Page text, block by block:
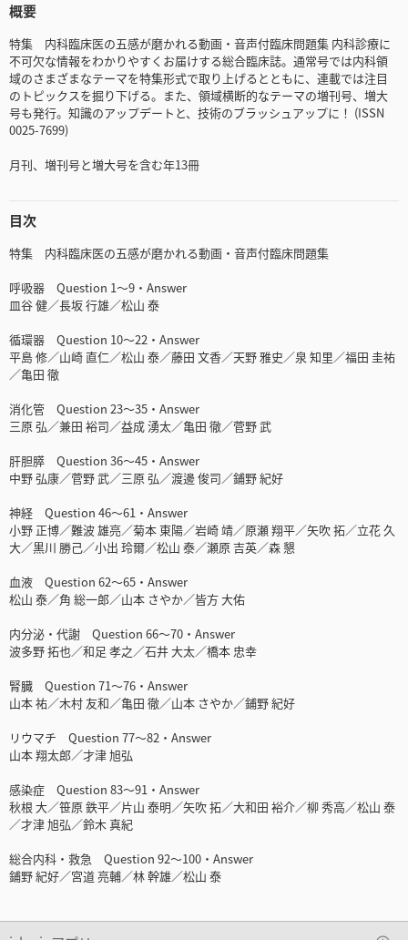
概要
特集 内科臨床医の五感が磨かれる動画・音声付臨床問題集 内科診療に
不可欠な情報をわかりやすくお届けする総合臨床誌。通常号では内科領
域のさまざまなテーマを特集形式で取り上げるとともに、連載では注目
のトピックスを掘り下げる。また、領域横断的なテーマの増刊号、増大
号も発行。知識のアップデートと、技術のブラッシュアップに！ (ISSN
0025-7699)
月刊、増刊号と増大号を含む年13冊
目次
特集 内科臨床医の五感が磨かれる動画・音声付臨床問題集
呼吸器 Question 1～9・Answer
皿谷 健／長坂 行雄／松山 泰
循環器 Question 10～22・Answer
平島 修／山崎 直仁／松山 泰／藤田 文香／天野 雅史／泉 知里／福田 圭祐
／亀田 徹
消化管 Question 23～35・Answer
三原 弘／兼田 裕司／益成 湧太／亀田 徹／菅野 武
肝胆膵 Question 36～45・Answer
中野 弘康／菅野 武／三原 弘／渡邊 俊司／鋪野 紀好
神経 Question 46～61・Answer
小野 正博／難波 雄亮／菊本 東陽／岩崎 靖／原瀬 翔平／矢吹 拓／立花 久
大／黒川 勝己／小出 玲爾／松山 泰／瀬原 吉英／森 懇
血液 Question 62～65・Answer
松山 泰／角 総一郎／山本 さやか／皆方 大佑
内分泌・代謝 Question 66～70・Answer
波多野 拓也／和足 孝之／石井 大太／橋本 忠幸
腎臓 Question 71～76・Answer
山本 祐／木村 友和／亀田 徹／山本 さやか／鋪野 紀好
リウマチ Question 77～82・Answer
山本 翔太郎／才津 旭弘
感染症 Question 83～91・Answer
秋根 大／笹原 鉄平／片山 泰明／矢吹 拓／大和田 裕介／柳 秀高／松山 泰
／才津 旭弘／鈴木 真紀
総合内科・救急 Question 92～100・Answer
鋪野 紀好／宮道 亮輔／林 幹雄／松山 泰